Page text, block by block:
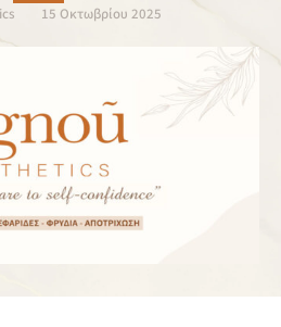
15 Οκτωβρίου 2025